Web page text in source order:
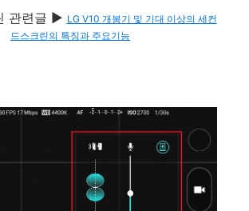
관련글 ▶ LG V10 개봉기 및 기대 이상의 세컨
드스크린의 특징과 주요기능